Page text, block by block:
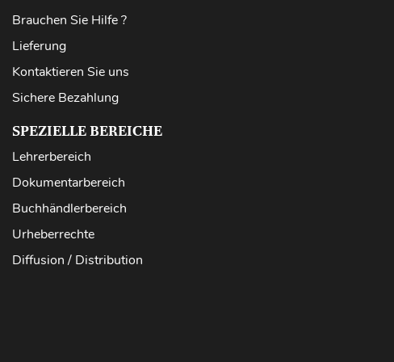
Brauchen Sie Hilfe ?
Lieferung
Kontaktieren Sie uns
Sichere Bezahlung
SPEZIELLE BEREICHE
Lehrerbereich
Dokumentarbereich
Buchhändlerbereich
Urheberrechte
Diffusion / Distribution